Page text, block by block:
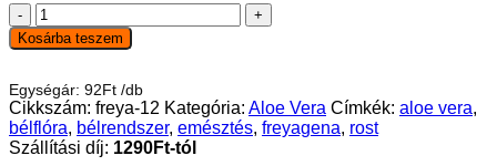
Freyagena
Balance
Mucoe
kapszula
80db
mennyiség
Kosárba teszem
Egységár: 92Ft /db
Cikkszám: freya-12 Kategória: Aloe Vera Címkék: aloe vera,
bélflóra, bélrendszer, emésztés, freyagena, rost
Szállítási díj: 1290Ft-tól